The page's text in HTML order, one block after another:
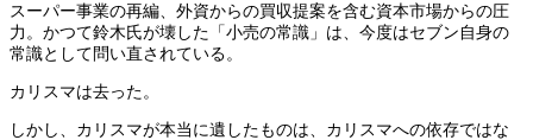
スーパー事業の再編、外資からの買収提案を含む資本市場からの圧
力。かつて鈴木氏が壊した「小売の常識」は、今度はセブン自身の
常識として問い直されている。
カリスマは去った。
しかし、カリスマが本当に遺したものは、カリスマへの依存ではな